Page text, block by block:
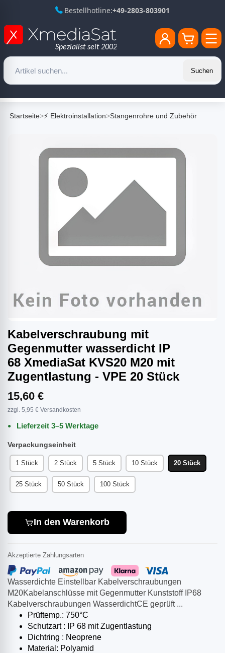
Bestellhotline:+49-2803-803901
Suchen
Startseite>⚡ Elektroinstallation>Stangenrohre und Zubehör
Kabelverschraubung mit
Gegenmutter wasserdicht IP
68 XmediaSat KVS20 M20 mit
Zugentlastung - VPE 20 Stück
Wasserdichte Einstellbar Kabelverschraubungen
M20Kabelanschlüsse mit Gegenmutter Kunststoff IP68
Kabelverschraubungen WasserdichtCE geprüft ...
Prüftemp.: 750°C
Schutzart : IP 68 mit Zugentlastung
Dichtring : Neoprene
Material: Polyamid
15,60 €
zzgl. 5,95 € Versandkosten
Lieferzeit 3–5 Werktage
Verpackungseinheit
1 Stück 2 Stück 5 Stück 10 Stück 20 Stück
25 Stück 50 Stück 100 Stück
In den Warenkorb
Akzeptierte Zahlungsarten